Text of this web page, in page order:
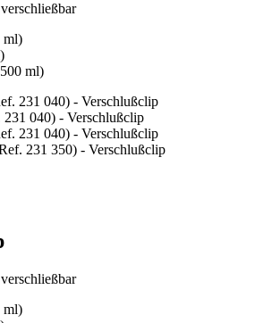
ml)
ml)
040) - Verschlußclip
ml)